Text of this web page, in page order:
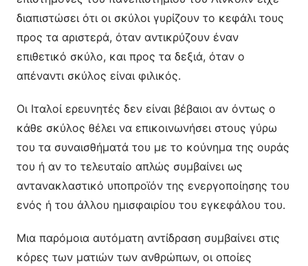
διαπιστώσει ότι οι σκύλοι γυρίζουν το κεφάλι τους
προς τα αριστερά, όταν αντικρύζουν έναν
επιθετικό σκύλο, και προς τα δεξιά, όταν ο
απέναντι σκύλος είναι φιλικός.
Οι Ιταλοί ερευνητές δεν είναι βέβαιοι αν όντως ο
κάθε σκύλος θέλει να επικοινωνήσει στους γύρω
του τα συναισθήματά του με το κούνημα της ουράς
του ή αν το τελευταίο απλώς συμβαίνει ως
αντανακλαστικό υποπροϊόν της ενεργοποίησης του
ενός ή του άλλου ημισφαιρίου του εγκεφάλου του.
Μια παρόμοια αυτόματη αντίδραση συμβαίνει στις
κόρες των ματιών των ανθρώπων, οι οποίες